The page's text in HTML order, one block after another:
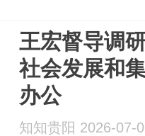
王宏督导调
社会发展和
办公
知知贵阳 2026-07-